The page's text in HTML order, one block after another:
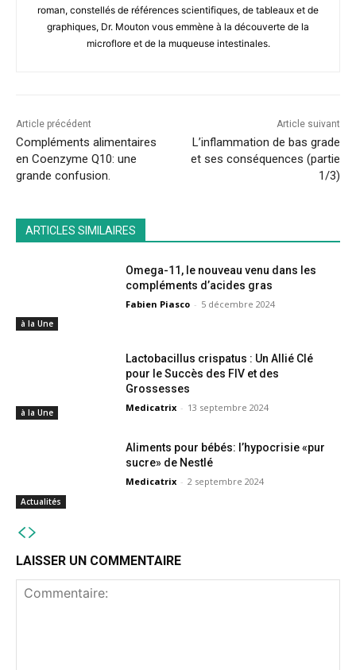
roman, constellés de références scientifiques, de tableaux et de
graphiques, Dr. Mouton vous emmène à la découverte de la
microflore et de la muqueuse intestinales.
Article précédent
Compléments alimentaires
en Coenzyme Q10: une
grande confusion.
Article suivant
L’inflammation de bas grade
et ses conséquences (partie
1/3)
ARTICLES SIMILAIRES
à la Une
Omega-11, le nouveau venu dans les
compléments d’acides gras
Fabien Piasco - 5 décembre 2024
à la Une
Lactobacillus crispatus : Un Allié Clé
pour le Succès des FIV et des
Grossesses
Medicatrix - 13 septembre 2024
Actualités
Aliments pour bébés: l’hypocrisie «pur
sucre» de Nestlé
Medicatrix - 2 septembre 2024
LAISSER UN COMMENTAIRE